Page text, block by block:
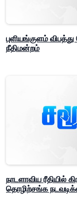
புளியங்குளம்
நீதிமன்றம்
நாடளாவிய ரீதியில்
தொழிற்சங்க